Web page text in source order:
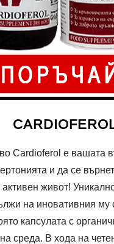
Cardioferol е вашата
и да се
живот!
на иновативния му
капсулата с
среда. В хода на